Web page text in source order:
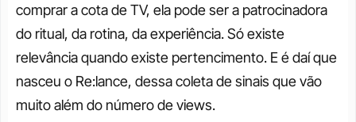
comprar a cota de TV, ela pode ser a patrocinadora
do ritual, da rotina, da experiência. Só existe
relevância quando existe pertencimento. E é daí que
nasceu o Re:lance, dessa coleta de sinais que vão
muito além do número de views.